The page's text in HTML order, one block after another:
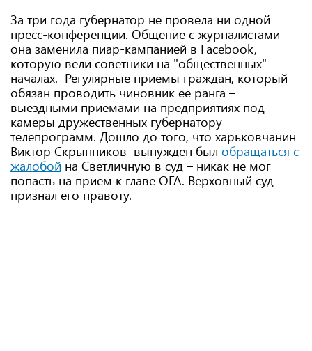
За три года губернатор не провела ни одной
пресс-конференции. Общение с журналистами
она заменила пиар-кампанией в Facebook,
которую вели советники на "общественных"
началах. Регулярные приемы граждан, который
обязан проводить чиновник ее ранга –
выездными приемами на предприятиях под
камеры дружественных губернатору
телепрограмм. Дошло до того, что харьковчанин
Виктор Скрынников вынужден был обращаться с
жалобой на Светличную в суд – никак не мог
попасть на прием к главе ОГА. Верховный суд
признал его правоту.